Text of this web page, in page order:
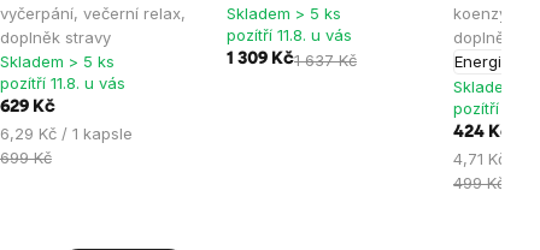
vyčerpání, večerní relax,
doplněk stravy
4,8
z
5
hvězdiček.
Skladem > 5 ks
pozítří 11.8. u vás
629 Kč
Měrná
cena:
6,29 Kč / 1 kapsle
699 Kč
5,0
z
Skladem > 5 ks
pozítří 11.8. u vás
1 309 Kč1 637 Kč
doplněk
Energie
5,0
z
5
Skladem >
pozítří 11.8.
424 Kč
Měrná
cena:
4,71 Kč / 1
499 Kč